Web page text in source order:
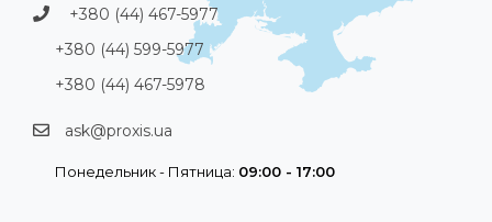
+380 (44) 467-5977
+380 (44) 599-5977
+380 (44) 467-5978
ask@proxis.ua
Понедельник - Пятница: 09:00 - 17:00